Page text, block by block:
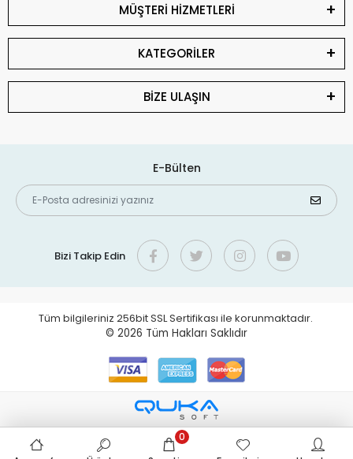
MÜŞTERİ HİZMETLERİ
KATEGORİLER
BİZE ULAŞIN
E-Bülten
Bizi Takip Edin
Tüm bilgileriniz 256bit SSL Sertifikası ile korunmaktadır.
© 2026 Tüm Hakları Saklıdır
0